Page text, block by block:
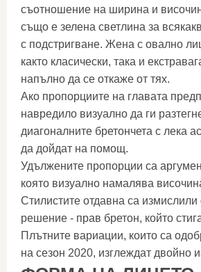
съотношение на ширина и
също е зелена светлина за
с подстригване. Жена с овално
както класически, така и
напълно да се откаже от тях.
Ако пропорциите на главата
навредило визуално да ги
диагоналните бретончета с лека
да дойдат на помощ.
Удължените пропорции са
която визуално намалява
Стилистите отдавна са
решение - прав бретон, който
Плътните вариации, които са
на сезон 2020, изглеждат двойно